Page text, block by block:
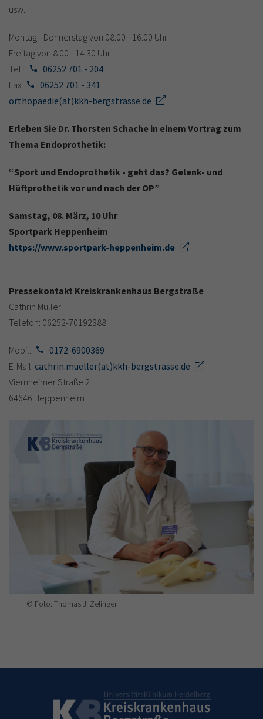
usw.
Montag - Donnerstag von 08:00 - 16:00 Uhr
Freitag von 8:00 - 14:30 Uhr
Tel.:
06252 701 - 204
Fax
06252 701 - 341
orthopaedie(at)kkh-bergstrasse.de
Erleben Sie Dr. Thorsten Schache in einem Vortrag zum
Thema Endoprothetik:
“Sport und Endoprothetik - geht das? Gelenk- und
Hüftprothetik vor und nach der OP”
Samstag, 08. März, 10 Uhr
Sportpark Heppenheim
https://www.sportpark-heppenheim.de
Pressekontakt Kreiskrankenhaus Bergstraße
Cathrin Müller
Telefon: 06252-70192388
Mobil:
0172-6900369
E-Mail: cathrin.mueller(at)kkh-bergstrasse.de
Viernheimer Straße 2
64646 Heppenheim
© Foto: Thomas J. Zelinger